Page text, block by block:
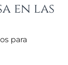
en las
para